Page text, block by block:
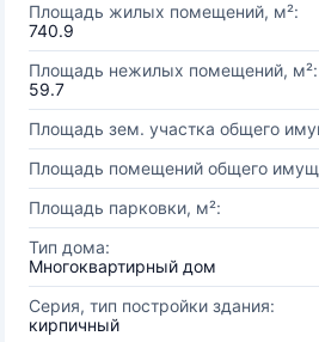
Площадь жилых помещений, м²:
740.9
Площадь нежилых помещений, м²:
59.7
Площадь зем. участка общего
Площадь помещений общего
Площадь парковки, м²:
Тип дома:
Многоквартирный дом
Серия, тип постройки здания:
кирпичный